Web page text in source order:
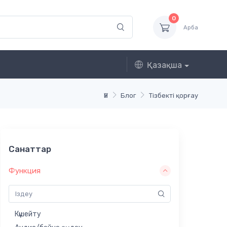
0
Арба
Қазақша
Үй Блог Тізбекті қорғау
Санаттар
Функция
Күшейту